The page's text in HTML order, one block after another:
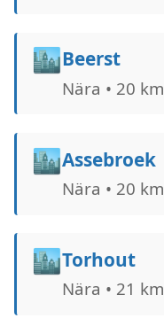
🏙️Beerst
Nära • 20 km
🏙️Assebroek
Nära • 20 km
🏙️Torhout
Nära • 21 km